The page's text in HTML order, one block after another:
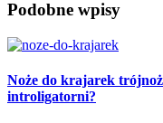
Podobne wpisy
Noże do krajarek
introligatorni?